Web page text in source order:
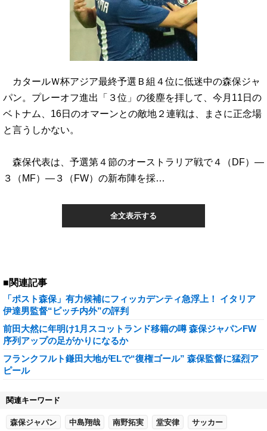
カタールＷ杯アジア最終予選Ｂ組４位に低迷中の森保ジャ
パン。プレーオフ進出「３位」の後塵を拝して、今月11日の
ベトナム、16日のオマーンとの敵地２連戦は、まさに正念場
と言うしかない。
森保代表は、予選第４節のオーストラリア戦で４（DF）―
３（MF）―３（FW）の新布陣を採…
全文表示する
■関連記事
「ポスト森保」有力候補にフィッカデンティ急浮上！ イタリア
伊達男監督“ピッチ内外”の評判
前田大然に年明け1月スコットランド移籍の噂 森保ジャパンFW
序列アップの足がかりになるか
フランクフルト鎌田大地がELで“復権ゴール” 森保監督に猛烈ア
ピール
関連キーワード
森保ジャパン 中島翔哉 南野拓実 堂安律 サッカー